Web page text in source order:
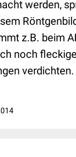
werden,
z.B. beim
noch
verdichten.